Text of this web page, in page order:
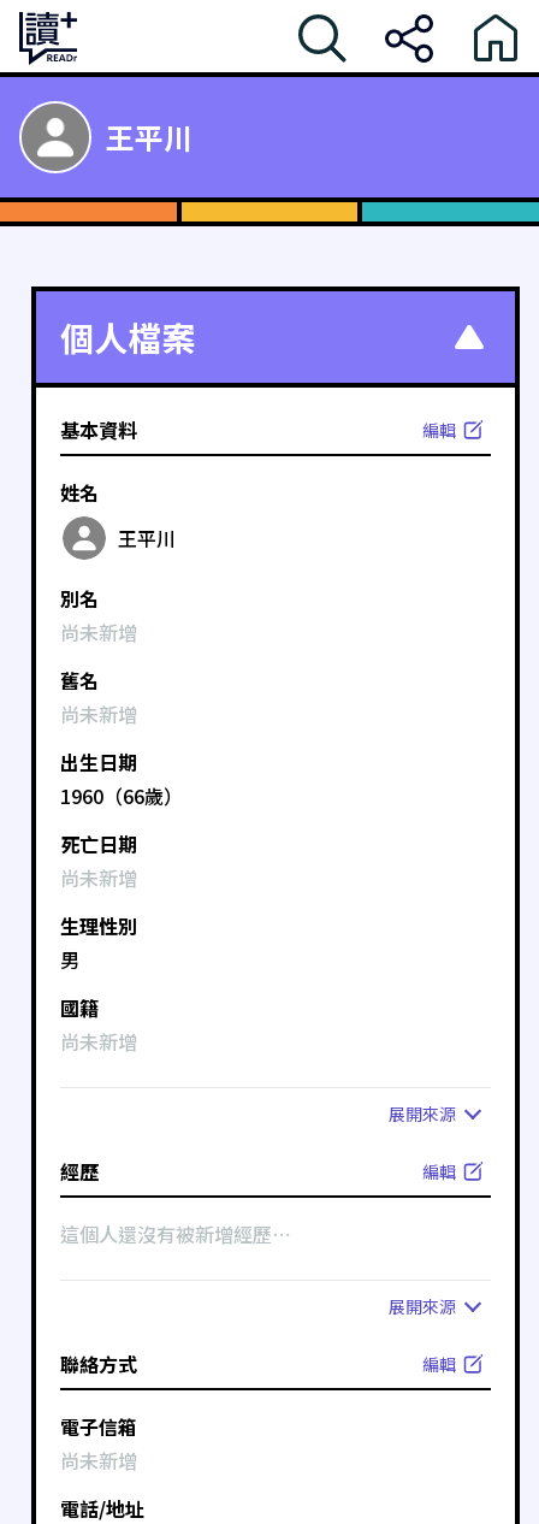
王平川
個人檔案
基本資料 編輯
姓名
王平川
別名
尚未新增
舊名
尚未新增
出生日期
1960（66歲）
死亡日期
尚未新增
生理性別
男
國籍
尚未新增
展開來源
經歷 編輯
這個人還沒有被新增經歷⋯
展開來源
聯絡方式 編輯
電子信箱
尚未新增
電話/地址